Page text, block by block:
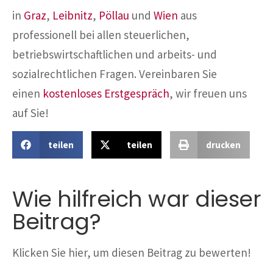
in Graz, Leibnitz, Pöllau und Wien aus
professionell bei allen steuerlichen,
betriebswirtschaftlichen und arbeits- und
sozialrechtlichen Fragen. Vereinbaren Sie
einen kostenloses Erstgespräch, wir freuen uns
auf Sie!
teilen teilen drucken
Wie hilfreich war dieser
Beitrag?
Klicken Sie hier, um diesen Beitrag zu bewerten!